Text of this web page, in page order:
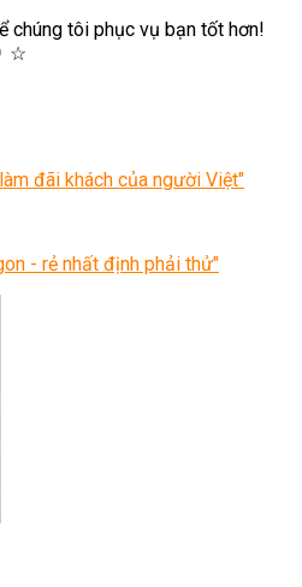
chúng tôi phục vụ bạn tốt hơn!
☆
đãi khách của người Việt"
- rẻ nhất định phải thử"